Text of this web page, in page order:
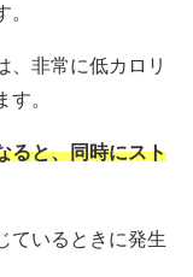
、非常に低カロリ
。
ると、同時にスト
ているときに発生